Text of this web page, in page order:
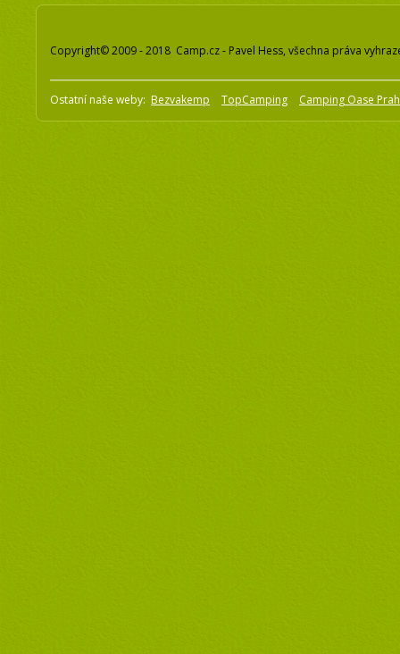
Ostatní naše weby:Bezvakemp TopCamping Camping Oase